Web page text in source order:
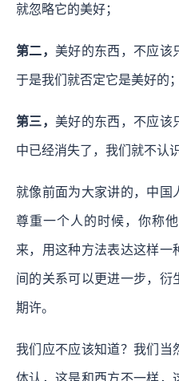
就忽略它的美好；
第二， 美好的东西，不应该
于是我们就否定它是美好的；
第三， 美好的东西，不应该
中已经消失了，我们就不认
就像前面为大家讲的，中国
尊重一个人的时候，你称
来，用这种方法表达这样一
间的关系可以更进一步，衍
期许。
我们应不应该知道？我们当
体认，这是和西方不一样，